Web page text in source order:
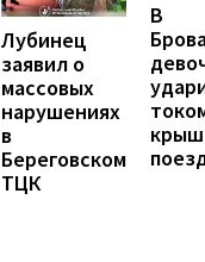
Лубинец
заявил о
массовых
нарушениях
в
Береговском
ТЦК
В